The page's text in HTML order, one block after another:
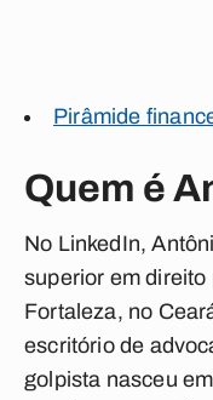
Pirâmide
Quem é
No LinkedIn,
superior em
Fortaleza, no
escritório de
golpista nasceu